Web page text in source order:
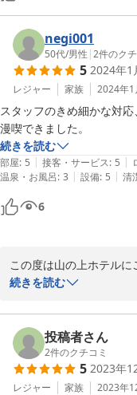
negi001
50代/男性 |2件のク
5 2024年1
レジャー 家族 2024年1
スタッフのきめ細かな対
漫喫できました。
続きを読む
部屋: 5 | 接客・サービス: 5 |
温泉・お風呂: 3 | 設備: 5 | 清
6
この度は山の上ホテルに
誠にありがとうございま
す。
ゆっくりご滞在いただけ
休館まで日は多くはあり
い出となりますように、
続きを読む
投稿者さん
2件のクチコミ
5 2023年
レジャー 家族 2023年